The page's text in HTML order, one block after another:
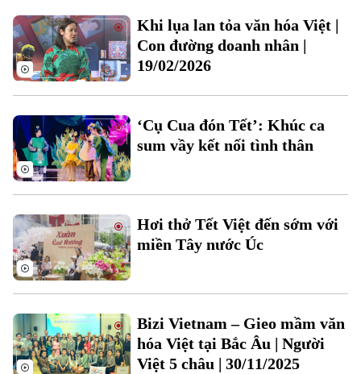
Đất đai
Kinh nghiệm
Xe máy
Thị trường
Đánh giá
Tuyển sinh
Hướng nghiệp
Tin tức
Làng nghề
Di tích
Sức khỏe
Dinh dưỡng
Tư vấn sức khỏe
Bóng đá
Quần vợt
Giải trí
Tin tức
Sao
Điện ảnh
Âm nhạc
Đã phát sóng
Khi lụa lan tỏa văn hóa Việt |
Con đường doanh nhân |
19/02/2026
‘Cụ Cua đón Tết’: Khúc ca
sum vầy kết nối tình thân
Hơi thở Tết Việt đến sớm với
miền Tây nước Úc
Bizi Vietnam – Gieo mầm văn
hóa Việt tại Bắc Âu | Người
Việt 5 châu | 30/11/2025